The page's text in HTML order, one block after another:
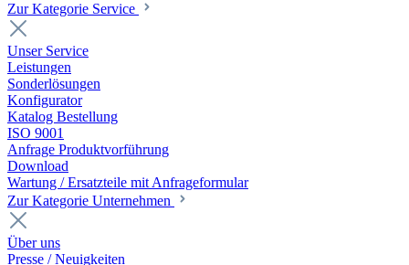
Zur Kategorie Service
Unser Service
Leistungen
Sonderlösungen
Konfigurator
Katalog Bestellung
ISO 9001
Anfrage Produktvorführung
Download
Wartung / Ersatzteile mit Anfrageformular
Zur Kategorie Unternehmen
Über uns
Presse / Neuigkeiten